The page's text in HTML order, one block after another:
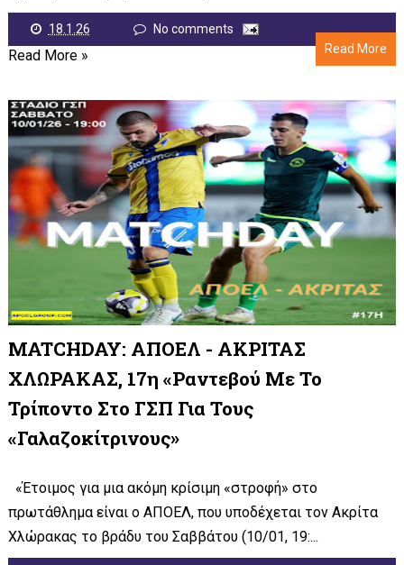
18.1.26
No comments
Read More
Read More »
MATCHDAY: ΑΠΟΕΛ - ΑΚΡΙΤΑΣ
ΧΛΩΡΑΚΑΣ, 17η «Ραντεβού Με Το
Τρίποντο Στο ΓΣΠ Για Τους
«γαλαζοκίτρινους»
«Έτοιμος για μια ακόμη κρίσιμη «στροφή» στο
πρωτάθλημα είναι ο ΑΠΟΕΛ, που υποδέχεται τον Ακρίτα
Χλώρακας το βράδυ του Σαββάτου (10/01, 19:...